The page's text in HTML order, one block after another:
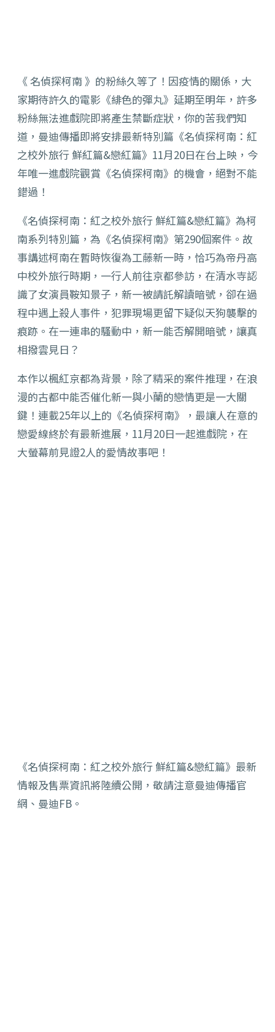
《 名偵探柯南 》的粉絲久等了！因疫情的關係，大
家期待許久的電影《緋色的彈丸》延期至明年，許多
粉絲無法進戲院即將產生禁斷症狀，你的苦我們知
道，曼迪傳播即將安排最新特別篇《名偵探柯南：紅
之校外旅行 鮮紅篇&戀紅篇》11月20日在台上映，今
年唯一進戲院觀賞《名偵探柯南》的機會，絕對不能
錯過！
《名偵探柯南：紅之校外旅行 鮮紅篇&戀紅篇》為柯
南系列特別篇，為《名偵探柯南》第290個案件。故
事講述柯南在暫時恢復為工藤新一時，恰巧為帝丹高
中校外旅行時期，一行人前往京都參訪，在清水寺認
識了女演員鞍知景子，新一被請託解讀暗號，卻在過
程中遇上殺人事件，犯罪現場更留下疑似天狗襲擊的
痕跡。在一連串的騷動中，新一能否解開暗號，讓真
相撥雲見日？
本作以楓紅京都為背景，除了精采的案件推理，在浪
漫的古都中能否催化新一與小蘭的戀情更是一大關
鍵！連載25年以上的《名偵探柯南》，最讓人在意的
戀愛線終於有最新進展，11月20日一起進戲院，在
大螢幕前見證2人的愛情故事吧！
《名偵探柯南：紅之校外旅行 鮮紅篇&戀紅篇》最新
情報及售票資訊將陸續公開，敬請注意曼迪傳播官
網、曼迪FB。